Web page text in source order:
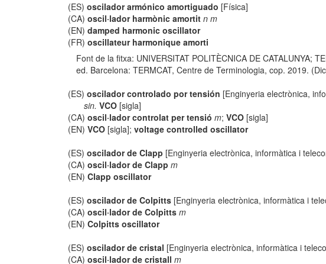
(ES)oscilador armónico amortiguado [Física]
(CA)oscil·lador harmònic amortit n m
(EN)damped harmonic oscillator
(FR)oscillateur harmonique amorti
Font de la fitxa: UNIVERSITAT POLITÈCNICA DE CATALUNYA;
ed. Barcelona: TERMCAT, Centre de Terminologia, cop. 2019.
(ES)oscilador controlado por tensión [Enginyeria electrònica,
sin. VCO[sigla]
(CA)oscil·lador controlat per tensió m;VCO [sigla]
(EN)VCO [sigla];voltage controlled oscillator
(ES)oscilador de Clapp [Enginyeria electrònica, informàtica i
(CA)oscil·lador de Clapp m
(EN)Clapp oscillator
(ES)oscilador de Colpitts [Enginyeria electrònica, informàtica i
(CA)oscil·lador de Colpitts m
(EN)Colpitts oscillator
(ES)oscilador de cristal [Enginyeria electrònica, informàtica i
(CA)oscil·lador de cristall m